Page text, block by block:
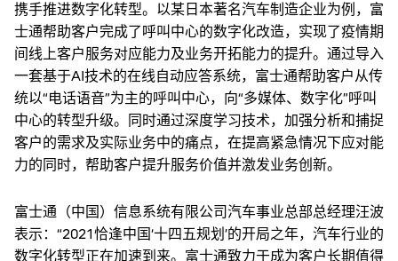
携手推进数字化转型。以某日本著名汽车制造企业为例，富
士通帮助客户完成了呼叫中心的数字化改造，实现了疫情期
间线上客户服务对应能力及业务开拓能力的提升。通过导入
一套基于AI技术的在线自动应答系统，富士通帮助客户从传
统以“电话语音”为主的呼叫中心，向“多媒体、数字化”呼叫
中心的转型升级。同时通过深度学习技术，加强分析和捕捉
客户的需求及实际业务中的痛点，在提高紧急情况下应对能
力的同时，帮助客户提升服务价值并激发业务创新。
富士通（中国）信息系统有限公司汽车事业总部总经理汪波
表示：“2021恰逢中国‘十四五规划’的开局之年，汽车行业的
数字化转型正在加速到来。富士通致力于成为客户长期值得